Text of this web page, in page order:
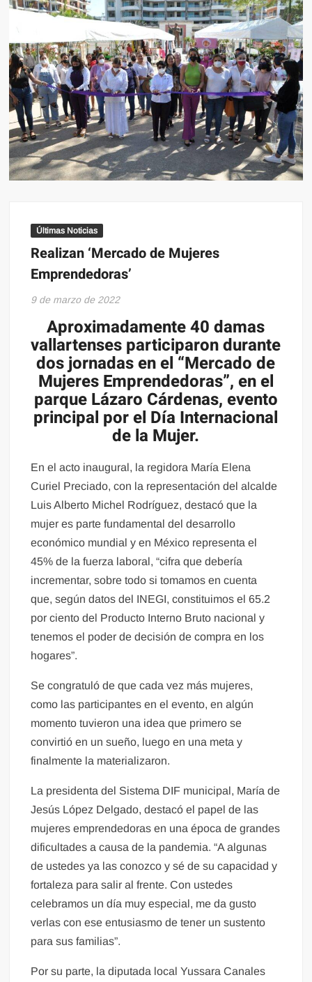
Últimas Noticias
Realizan ‘Mercado de Mujeres
Emprendedoras’
9 de marzo de 2022
Aproximadamente 40 damas
vallartenses participaron durante
dos jornadas en el “Mercado de
Mujeres Emprendedoras”, en el
parque Lázaro Cárdenas, evento
principal por el Día Internacional
de la Mujer.
En el acto inaugural, la regidora María Elena
Curiel Preciado, con la representación del alcalde
Luis Alberto Michel Rodríguez, destacó que la
mujer es parte fundamental del desarrollo
económico mundial y en México representa el
45% de la fuerza laboral, “cifra que debería
incrementar, sobre todo si tomamos en cuenta
que, según datos del INEGI, constituimos el 65.2
por ciento del Producto Interno Bruto nacional y
tenemos el poder de decisión de compra en los
hogares”.
Se congratuló de que cada vez más mujeres,
como las participantes en el evento, en algún
momento tuvieron una idea que primero se
convirtió en un sueño, luego en una meta y
finalmente la materializaron.
La presidenta del Sistema DIF municipal, María de
Jesús López Delgado, destacó el papel de las
mujeres emprendedoras en una época de grandes
dificultades a causa de la pandemia. “A algunas
de ustedes ya las conozco y sé de su capacidad y
fortaleza para salir al frente. Con ustedes
celebramos un día muy especial, me da gusto
verlas con ese entusiasmo de tener un sustento
para sus familias”.
Por su parte, la diputada local Yussara Canales